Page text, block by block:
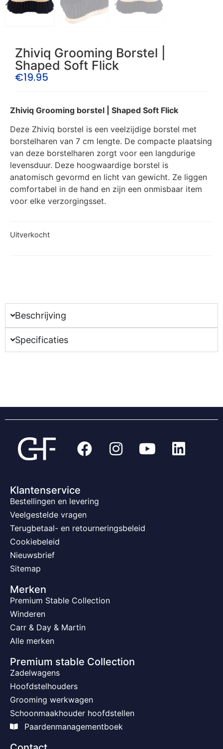
Zhiviq Grooming Borstel |
Shaped Soft Flick
€19.95
Zhiviq Grooming borstel | Shaped Soft Flick
Deze Zhiviq borstel is een veelzijdige borstel met
borstelharen van 7 cm lengte. De compacte plaatsing
van deze borstelharen zorgt voor een langdurige
levensduur. Deze hoogwaardige borstel is
anatomisch gevormd en licht van gewicht. Ze liggen
comfortabel in de hand en zijn een onmisbaar item
voor elke verzorgingsset.
Uitverkocht
Beschrijving
Specificaties
Klantenservice
Bestellingen en levering
Veelgestelde vragen
Terugbetaal- en retourneringsbeleid
Cookiebeleid
Nieuwsbrief
Sitemap
Merken
Premium Stable Collection
Winderen
Carr & Day & Martin
Alle merken
Premium stable Collection
Zadelwagens
Hoofdstelhouders
Grooming werkwagen
Schoonmaakhouder hoofdstellen
Paardenmanagementboek